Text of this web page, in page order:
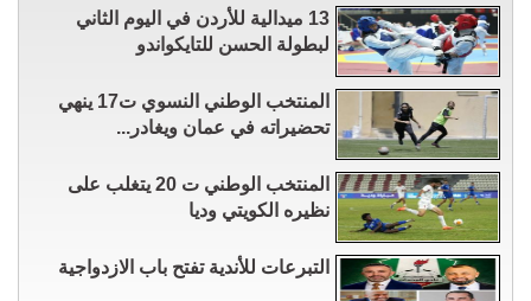
13 ميدالية للأردن في اليوم الثاني
لبطولة الحسن للتايكواندو
المنتخب الوطني النسوي ت17 ينهي
تحضيراته في عمان ويغادر...
المنتخب الوطني ت 20 يتغلب على
نظيره الكويتي وديا
التبرعات للأندية تفتح باب الازدواجية